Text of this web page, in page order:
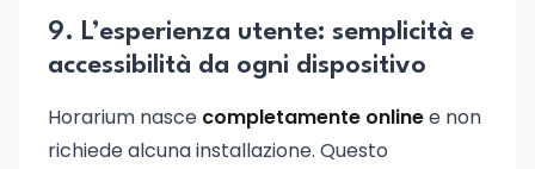
9. L’esperienza utente: semplicità e
accessibilità da ogni dispositivo
Horarium nasce completamente onlinee non
richiede alcuna installazione. Questo